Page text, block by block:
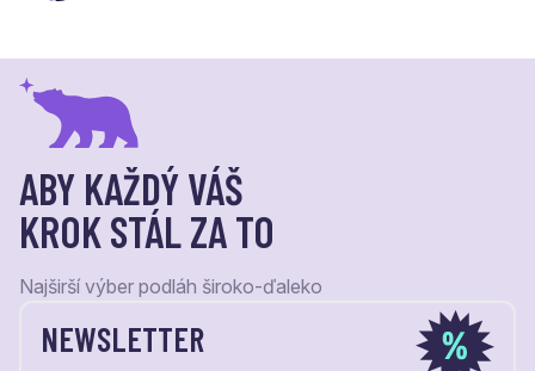
ABY KAŽDÝ VÁŠ
KROK STÁL ZA TO
Najširší výber podláh široko-ďaleko
NEWSLETTER